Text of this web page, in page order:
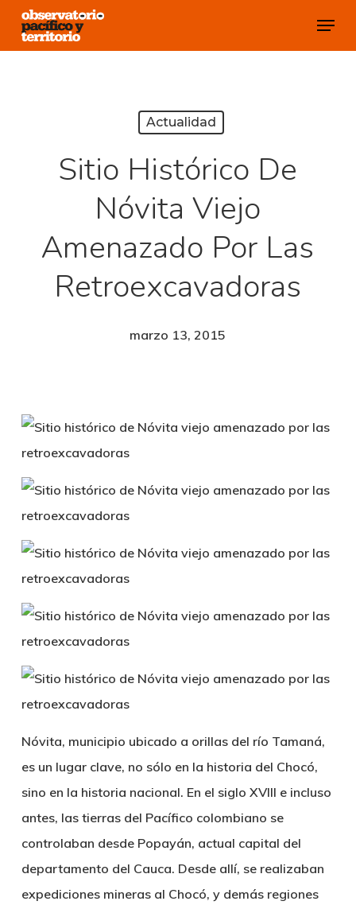
Skip
Menu
Actualidad
Sitio Histórico De
Nóvita Viejo
Amenazado Por Las
Retroexcavadoras
marzo 13, 2015
Nóvita, municipio ubicado a orillas del río Tamaná,
es un lugar clave, no sólo en la historia del Chocó,
sino en la historia nacional. En el siglo XVIII e incluso
antes, las tierras del Pacífico colombiano se
controlaban desde Popayán, actual capital del
departamento del Cauca. Desde allí, se realizaban
expediciones mineras al Chocó, y demás regiones
Close